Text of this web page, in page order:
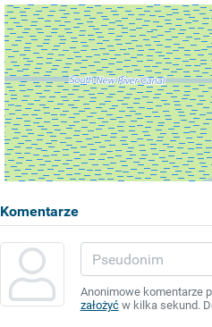
Komentarze
Anonimowe komentarze
założyćw kilka sekund.